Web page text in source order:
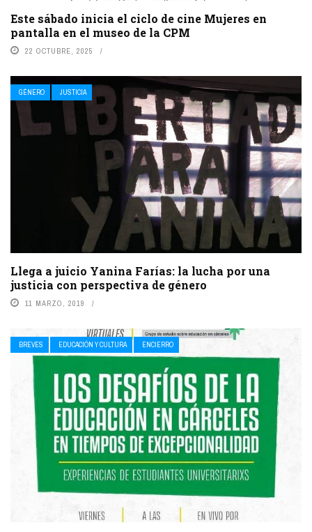
Este sábado inicia el ciclo de cine Mujeres en
pantalla en el museo de la CPM
22 OCTUBRE, 2025
GÉNERO JUSTICIA
Llega a juicio Yanina Farías: la lucha por una
justicia con perspectiva de género
11 MARZO, 2019
BREVES EDUCACIÓN Y CULTURA ENCIERRO